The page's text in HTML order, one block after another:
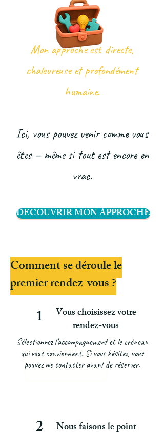
Mon approche est directe,
chaleureuse et profondément
humaine.
Ici, vous pouvez venir comme vous
êtes — même si tout est encore en
vrac.
DÉCOUVRIR MON APPROCHE
Comment se déroule le
premier rendez-vous ?
1
Vous choisissez votre
rendez-vous
Sélectionnez l’accompagnement et le créneau
qui vous conviennent. Si vous hésitez, vous
pouvez me contacter avant de réserver.
2 Nous faisons le point